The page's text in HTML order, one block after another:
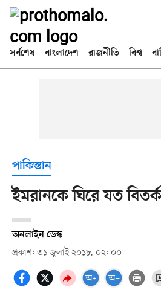
সর্বশেষ বাংলাদেশ রাজনীতি বিশ্ব
পাকিস্তান
ইমরানকে ঘিরে যত বিতর্ক
অনলাইন ডেস্ক
প্রকাশ: ৩১ জুলাই ২০১৮, ০২: ০০